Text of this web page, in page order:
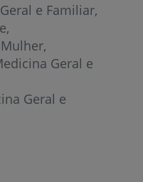
e Familiar
Geral e
Geral e